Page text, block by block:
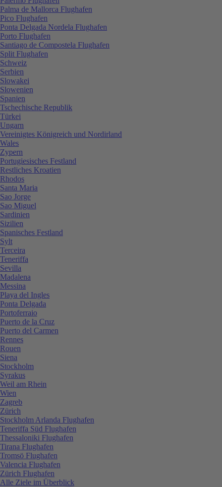
Palma de Mallorca Flughafen
Pico Flughafen
Ponta Delgada Nordela Flughafen
Porto Flughafen
Santiago de Compostela Flughafen
Split Flughafen
Schweiz
Serbien
Slowakei
Slowenien
Spanien
Tschechische Republik
Türkei
Ungarn
Vereinigtes Königreich und Nordirland
Wales
Zypern
Portugiesisches Festland
Restliches Kroatien
Rhodos
Santa Maria
Sao Jorge
Sao Miguel
Sardinien
Sizilien
Spanisches Festland
Sylt
Terceira
Teneriffa
Sevilla
Madalena
Messina
Playa del Ingles
Ponta Delgada
Portoferraio
Puerto de la Cruz
Puerto del Carmen
Rennes
Rouen
Siena
Stockholm
Syrakus
Weil am Rhein
Wien
Zagreb
Zürich
Stockholm Arlanda Flughafen
Teneriffa Süd Flughafen
Thessaloniki Flughafen
Tirana Flughafen
Tromsö Flughafen
Valencia Flughafen
Zürich Flughafen
Alle Ziele im Überblick